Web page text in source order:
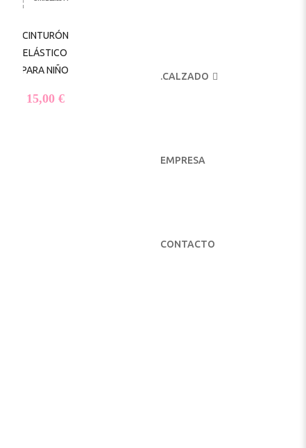
.CALZADO
EMPRESA
CONTACTO
CINTURÓN
ELÁSTICO
PARA NIÑO
15,00 €